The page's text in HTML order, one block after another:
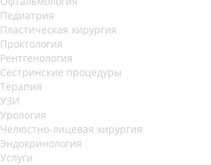
Педиатрия
Пластическая хирургия
Проктология
Рентгенология
Сестринские процедуры
Терапия
УЗИ
Урология
Челюстно-лицевая хирургия
Эндокринология
Услуги